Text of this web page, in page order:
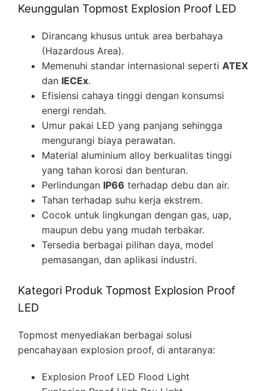
Keunggulan Topmost Explosion Proof LED
Dirancang khusus untuk area berbahaya
(Hazardous Area).
Memenuhi standar internasional seperti ATEX
dan IECEx.
Efisiensi cahaya tinggi dengan konsumsi
energi rendah.
Umur pakai LED yang panjang sehingga
mengurangi biaya perawatan.
Material aluminium alloy berkualitas tinggi
yang tahan korosi dan benturan.
Perlindungan IP66 terhadap debu dan air.
Tahan terhadap suhu kerja ekstrem.
Cocok untuk lingkungan dengan gas, uap,
maupun debu yang mudah terbakar.
Tersedia berbagai pilihan daya, model
pemasangan, dan aplikasi industri.
Kategori Produk Topmost Explosion Proof
LED
Topmost menyediakan berbagai solusi
pencahayaan explosion proof, di antaranya:
Explosion Proof LED Flood Light